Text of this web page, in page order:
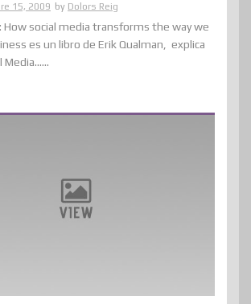
15, 2009 by Dolors Reig
How social media transforms the way we
es un libro de Erik Qualman, explica